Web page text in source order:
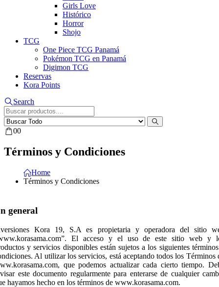
Girls Love
Histórico
Horror
Shojo
TCG
One Piece TCG Panamá
Pokémon TCG en Panamá
Digimon TCG
Reservas
Kora Points
Search
00
Términos y Condiciones
Home
Términos y Condiciones
general
Kora 19, S.A es propietaria y operadora del sitio
El acceso y el uso de este sitio web y
y servicios disponibles están sujetos a los siguientes
Al utilizar los servicios, está aceptando todos los Términos
que podemos actualizar cada cierto tiempo.
este documento regularmente para enterarse de cualquier
hayamos hecho en los términos de www.korasama.com.